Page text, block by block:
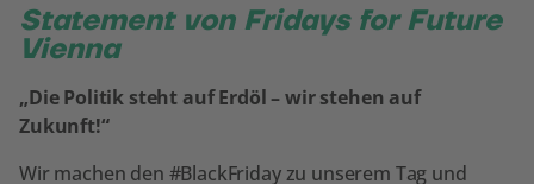
Statement von Fridays for Future
Vienna
„Die Politik steht auf Erdöl – wir stehen auf
Zukunft!“
Wir machen den #BlackFriday zu unserem Tag und